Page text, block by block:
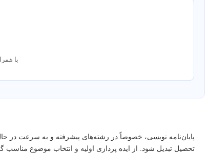
با
پایان‌نامه نویسی، خصوصاً در رشته‌های پیشرفته و به سرعت در
تحصیل تبدیل شود. از ایده پردازی اولیه و انتخاب موضوع مناسب